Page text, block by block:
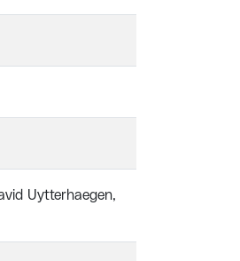
Uytterhaegen,